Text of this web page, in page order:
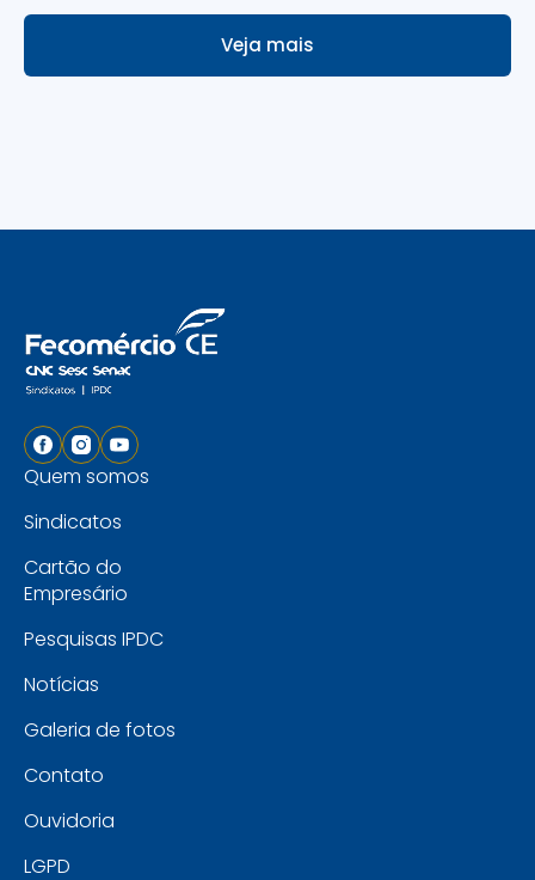
Veja mais
Quem somos
Sindicatos
Cartão do
Empresário
Pesquisas IPDC
Notícias
Galeria de fotos
Contato
Ouvidoria
LGPD